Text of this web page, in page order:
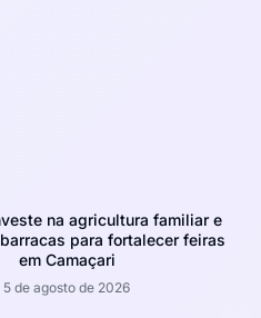
na agricultura familiar e
para fortalecer feiras
em Camaçari
5 de agosto de 2026